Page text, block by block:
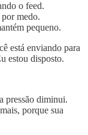
o feed.
medo.
pequeno.
está enviando para
estou disposto.
pressão diminui.
porque sua